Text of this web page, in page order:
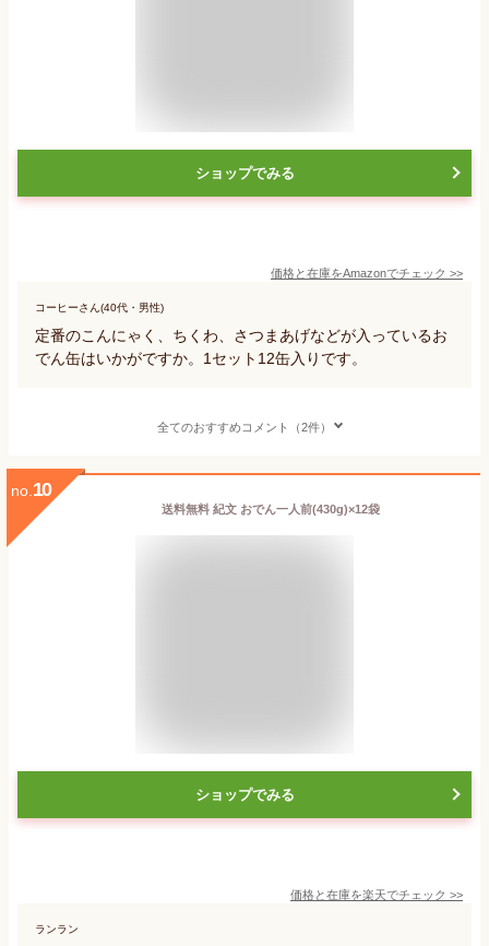
ショップでみる
価格と在庫をAmazonでチェック >>
コーヒーさん(40代・男性)
定番のこんにゃく、ちくわ、さつまあげなどが入っているお
でん缶はいかがですか。1セット12缶入りです。
全てのおすすめコメント（2件）
no. 10
送料無料 紀文 おでん一人前(430g)×12袋
ショップでみる
価格と在庫を楽天でチェック >>
ランラン